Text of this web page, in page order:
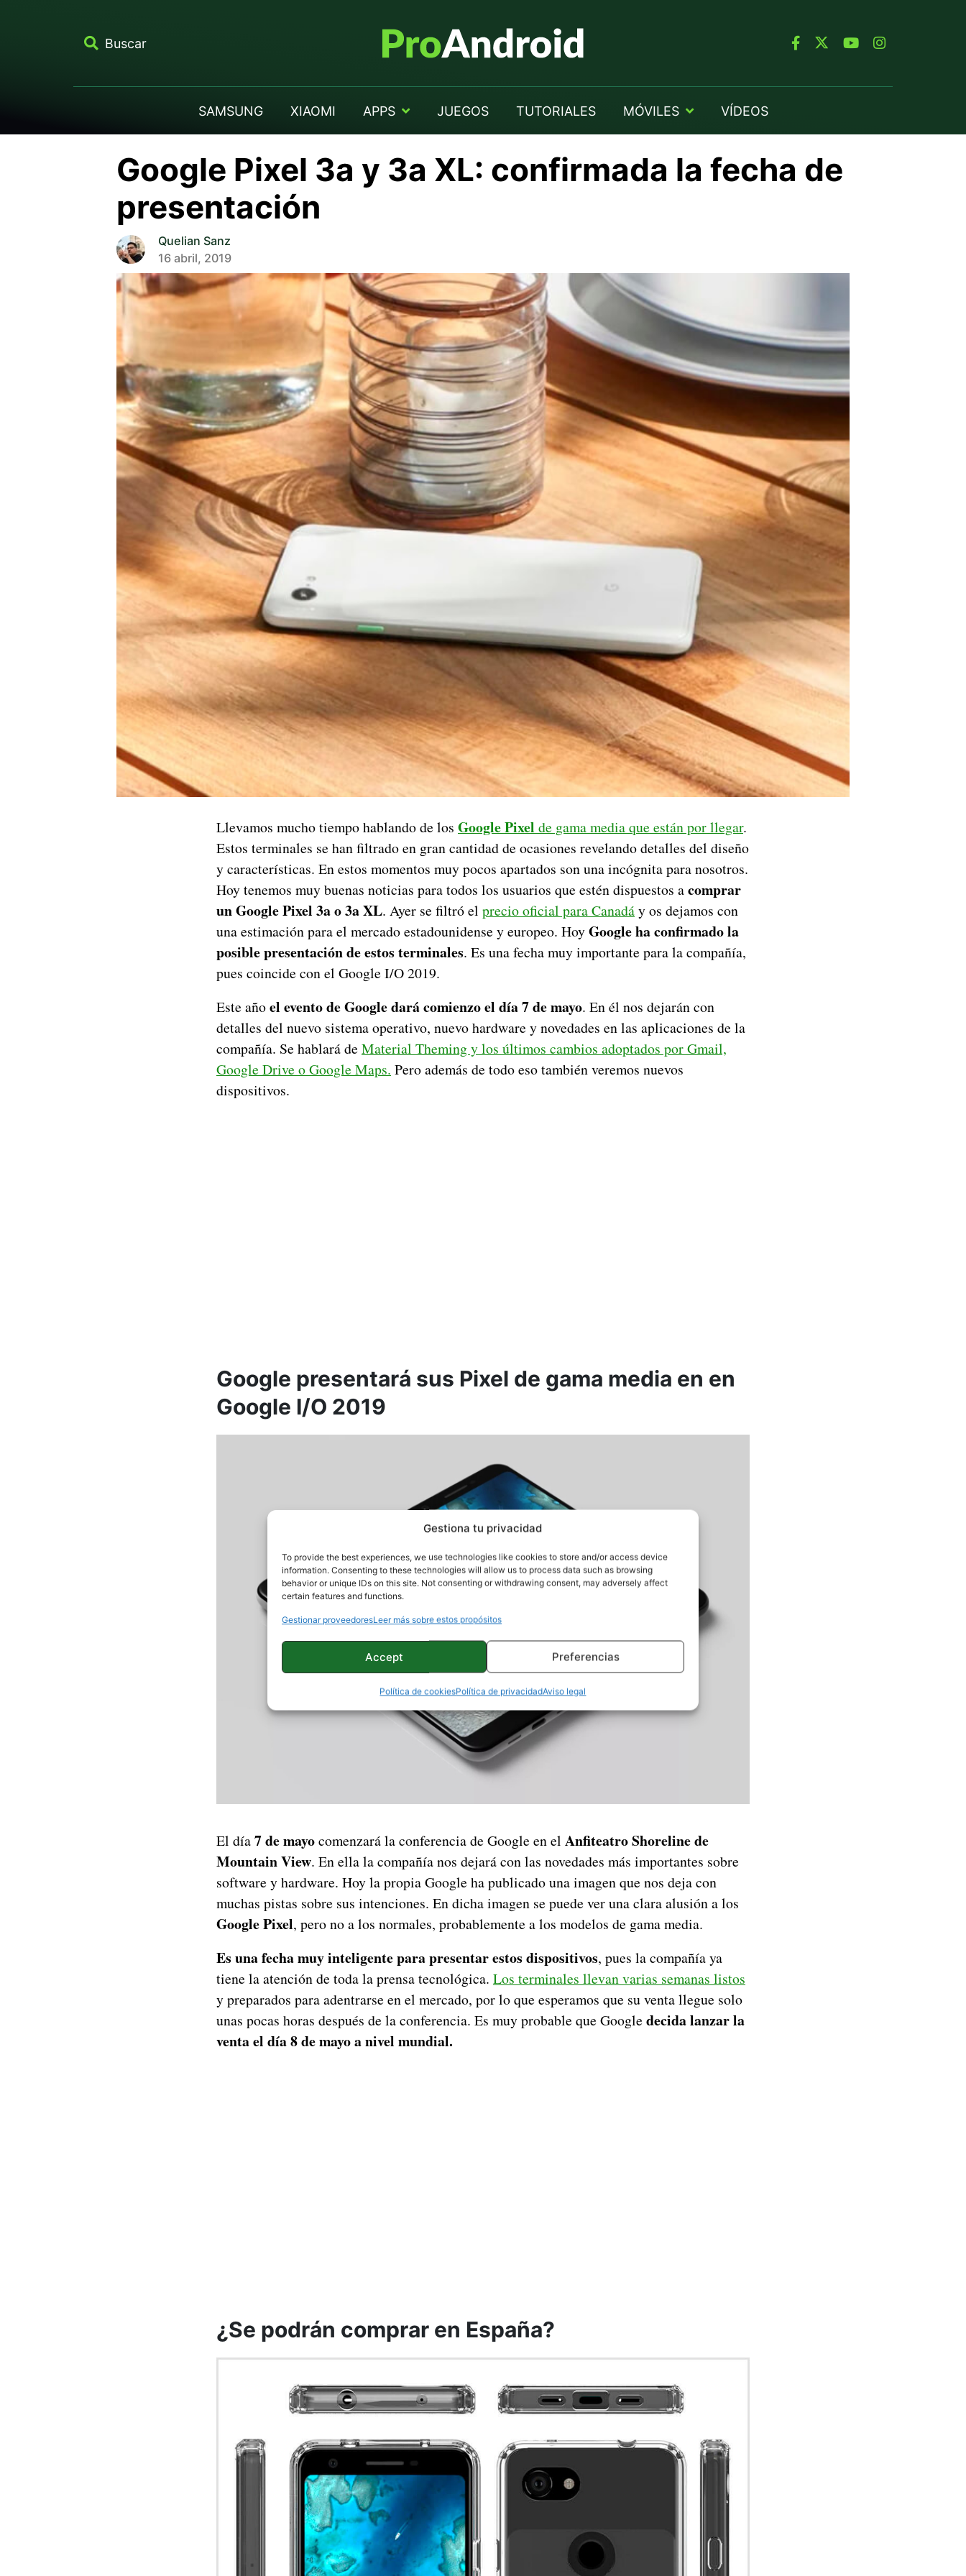
Gestiona tu privacidad
To provide the best experiences, we use technologies like cookies to store and/or access device
information. Consenting to these technologies will allow us to process data such as browsing
behavior or unique IDs on this site. Not consenting or withdrawing consent, may adversely affect
certain features and functions.
Gestionar proveedoresLeer más sobre estos propósitos
Accept Preferencias
Política de cookiesPolítica de privacidadAviso legal
Buscar
SAMSUNG XIAOMI APPS JUEGOS TUTORIALES MÓVILES VÍDEOS
Google Pixel 3a y 3a XL: confirmada la fecha de
presentación
Quelian Sanz
16 abril, 2019
Llevamos mucho tiempo hablando de los Google Pixel de gama media que están por llegar.
Estos terminales se han filtrado en gran cantidad de ocasiones revelando detalles del diseño
y características. En estos momentos muy pocos apartados son una incógnita para nosotros.
Hoy tenemos muy buenas noticias para todos los usuarios que estén dispuestos acomprar
un Google Pixel 3a o 3a XL. Ayer se filtró el precio oficial para Canadáy os dejamos con
una estimación para el mercado estadounidense y europeo. HoyGoogle ha confirmado la
posible presentación de estos terminales. Es una fecha muy importante para la compañía,
pues coincide con el Google I/O 2019.
Este añoel evento de Google dará comienzo el día 7 de mayo. En él nos dejarán con
detalles del nuevo sistema operativo, nuevo hardware y novedades en las aplicaciones de la
compañía. Se hablará de Material Theming y los últimos cambios adoptados por Gmail,
Google Drive o Google Maps. Pero además de todo eso también veremos nuevos
dispositivos.
Google presentará sus Pixel de gama media en en
Google I/O 2019
El día7 de mayocomenzará la conferencia de Google en el Anfiteatro Shoreline de
Mountain View. En ella la compañía nos dejará con las novedades más importantes sobre
software y hardware. Hoy la propia Google ha publicado una imagen que nos deja con
muchas pistas sobre sus intenciones. En dicha imagen se puede ver una clara alusión a los
Google Pixel, pero no a los normales, probablemente a los modelos de gama media.
Es una fecha muy inteligente para presentar estos dispositivos, pues la compañía ya
tiene la atención de toda la prensa tecnológica. Los terminales llevan varias semanas listos
y preparados para adentrarse en el mercado, por lo que esperamos que su venta llegue solo
unas pocas horas después de la conferencia. Es muy probable que Google decida lanzar la
venta el día 8 de mayo a nivel mundial.
¿Se podrán comprar en España?